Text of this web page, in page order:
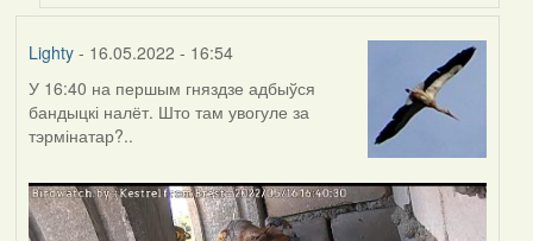
Lighty- 16.05.2022 - 16:54
У 16:40 на першым гняздзе адбыўся
бандыцкі налёт. Што там увогуле за
тэрмінатар?..